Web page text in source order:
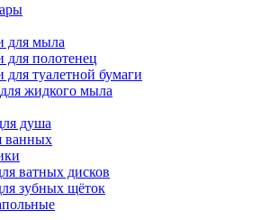
для мыла
для полотенец
для туалетной бумаги
жидкого мыла
душа
ванных
ватных дисков
зубных щёток